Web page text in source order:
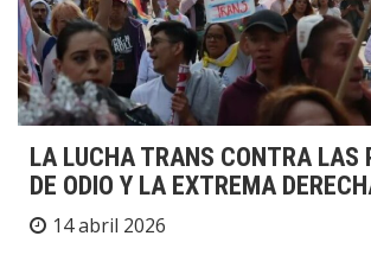
LA LUCHA TRANS CONTRA LAS
DE ODIO Y LA EXTREMA
14 abril 2026